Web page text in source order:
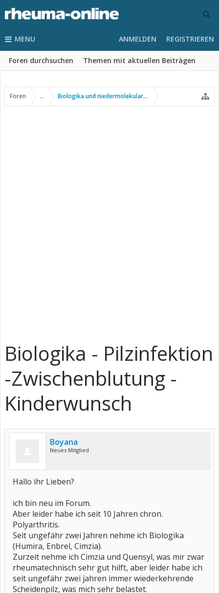
MENU
Foren durchsuchen Themen mit aktuellen Beiträgen
ANMELDEN REGISTRIEREN
Foren ... Biologika und niedermolekulare Wirkstoffe
Biologika - Pilzinfektion
-Zwischenblutung -
Kinderwunsch
Boyana
Neues Mitglied
Hallo ihr Lieben?
ich bin neu im Forum.
Aber leider habe ich seit 10 Jahren chron.
Polyarthritis.
Seit ungefähr zwei Jahren nehme ich Biologika
(Humira, Enbrel, Cimzia).
Zurzeit nehme ich Cimzia und Quensyl, was mir zwar
rheumatechnisch sehr gut hilft, aber leider habe ich
seit ungefähr zwei jahren immer wiederkehrende
Scheidenpilz, was mich sehr belastet.